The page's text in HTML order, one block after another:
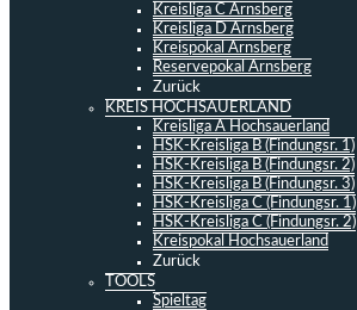
Kreisliga C Arnsberg
Kreisliga D Arnsberg
Kreispokal Arnsberg
Reservepokal Arnsberg
Zurück
KREIS HOCHSAUERLAND
Kreisliga A Hochsauerland
HSK-Kreisliga B (Findungsr. 1)
HSK-Kreisliga B (Findungsr. 2)
HSK-Kreisliga B (Findungsr. 3)
HSK-Kreisliga C (Findungsr. 1)
HSK-Kreisliga C (Findungsr. 2)
Kreispokal Hochsauerland
Zurück
TOOLS
Spieltag